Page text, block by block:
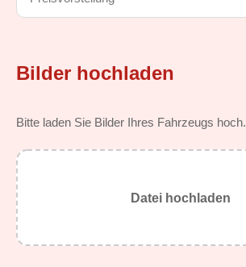
Bilder hochladen
Bitte laden Sie Bilder Ihres Fahrzeugs hoch.
Datei hochladen